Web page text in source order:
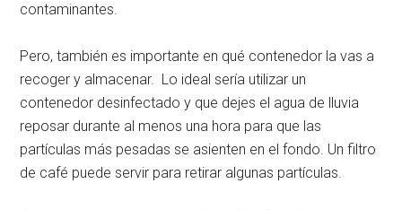
contaminantes.
Pero, también es importante en qué contenedor la vas a
recoger y almacenar. Lo ideal sería utilizar un
contenedor desinfectado y que dejes el agua de lluvia
reposar durante al menos una hora para que las
partículas más pesadas se asienten en el fondo. Un filtro
de café puede servir para retirar algunas partículas.